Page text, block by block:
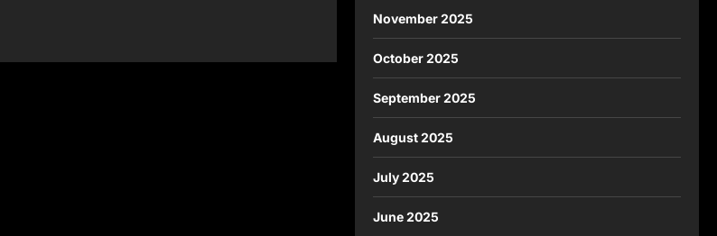
November 2025
October 2025
September 2025
August 2025
July 2025
June 2025